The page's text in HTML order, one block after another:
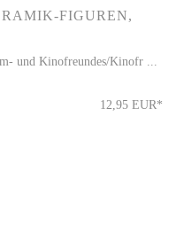
FIGUREN,
und Kinofreundes/Kinofr ...
12,95 EUR*